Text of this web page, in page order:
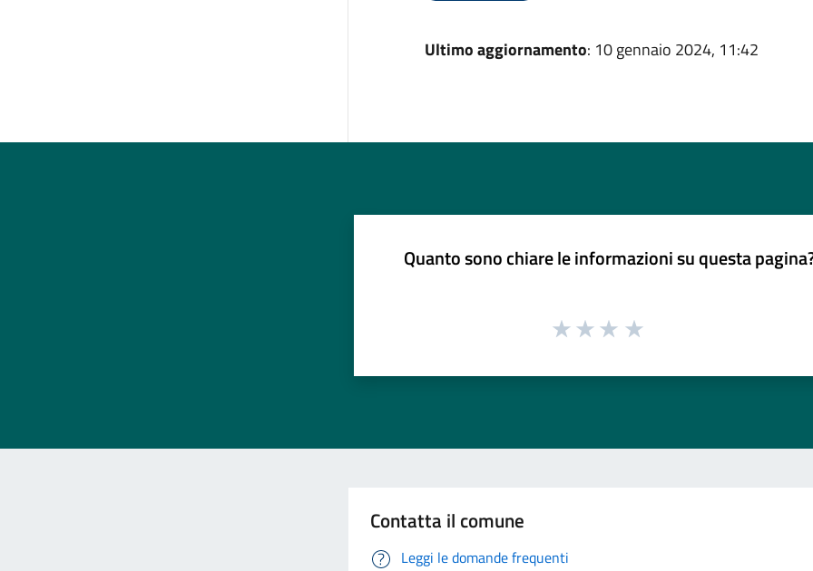
Ultimo aggiornamento: 10 gennaio 2024, 11:42
Quanto sono chiare le informazioni su questa
Contatta il comune
Leggi le domande frequenti